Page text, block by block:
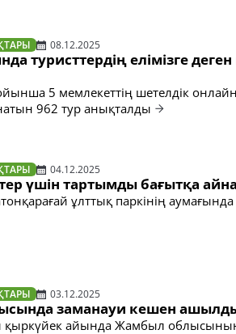
08.12.2025
туристтердің елімізге
5 мемлекеттің шетелдік онлайн-
962 тур анықталды
04.12.2025
үшін тартымды бағытқа
ұлттық паркінің
03.12.2025
заманауи кешен
айында Жамбыл